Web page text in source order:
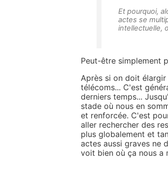
Et pourquoi,
actes se
intellectuelle,
Peut-être simplement
Après si on doit
télécoms... C'est
derniers temps...
stade où nous en
et renforcée. C'est
aller rechercher des
plus globalement et
actes aussi graves ne
voit bien où ça nous a